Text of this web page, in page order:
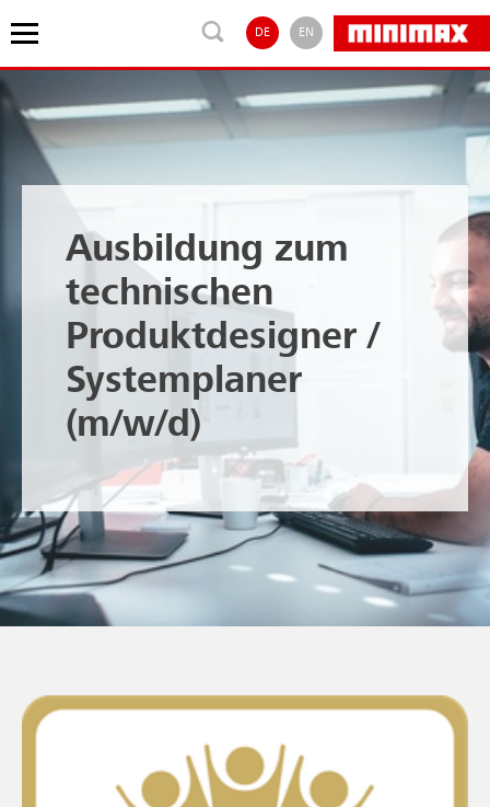
DE EN
Ausbildung zum
technischen
Produktdesigner /
Systemplaner
(m/w/d)